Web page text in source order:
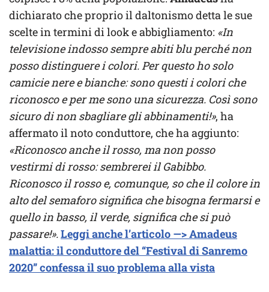
dichiarato che proprio il daltonismo detta le sue
scelte in termini di look e abbigliamento: «In
televisione indosso sempre abiti blu perché non
posso distinguere i colori. Per questo ho solo
camicie nere e bianche: sono questi i colori che
riconosco e per me sono una sicurezza. Così sono
sicuro di non sbagliare gli abbinamenti!», ha
affermato il noto conduttore, che ha aggiunto:
«Riconosco anche il rosso, ma non posso
vestirmi di rosso: sembrerei il Gabibbo.
Riconosco il rosso e, comunque, so che il colore in
alto del semaforo significa che bisogna fermarsi e
quello in basso, il verde, significa che si può
passare!».Leggi anche l’articolo —> Amadeus
malattia: il conduttore del “Festival di Sanremo
2020” confessa il suo problema alla vista